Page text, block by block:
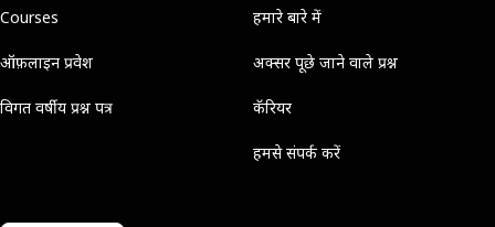
Courses
ऑफ़लाइन प्रवेश
विगत वर्षीय प्रश्न पत्र
हमारे बारे में
अक्सर पूछे जाने वाले प्रश्न
कॅरियर
हमसे संपर्क करें